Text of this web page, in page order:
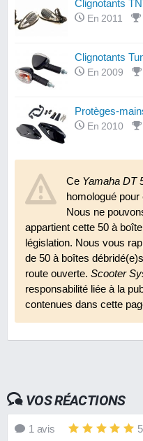
Clignotants
En 2011
Clignotants
En 2009
Protèges-
En 2010
En 2007
Revêtements
En 2011
Ce Yamaha DT
homologué
Nous ne
appartient cette 50 à boîte
législation. Nous vous
de 50 à boîtes
route ouverte. Scooter
responsabilité liée à la
contenues dans cette
VOS RÉACTIONS
1 avis 5